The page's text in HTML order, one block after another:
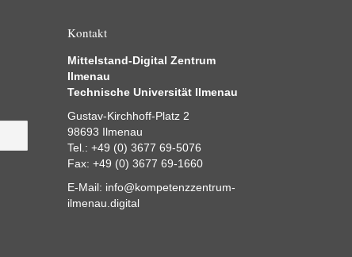
Kontakt
Mittelstand-Digital Zentrum
Ilmenau
Technische Universität Ilmenau
Gustav-Kirchhoff-Platz 2
98693 Ilmenau
Tel.: +49 (0) 3677 69-5076
Fax: +49 (0) 3677 69-1660
E-Mail: info@kompetenzzentrum-
ilmenau.digital